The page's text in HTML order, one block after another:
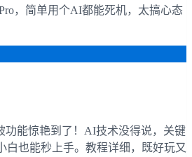
，简单用个AI都能死机，太搞心态
功能惊艳到了！AI技术没得说，关键
白也能秒上手。教程详细，既好玩又